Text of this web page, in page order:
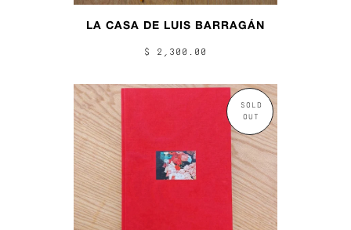
LA CASA DE LUIS BARRAGÁN
$ 2,300.00
SOLD
OUT